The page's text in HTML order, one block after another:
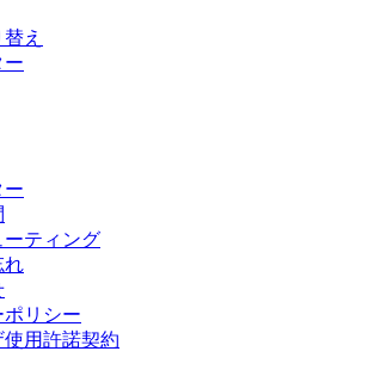
え
ー
ー
ーティング
れ
リシー
用許諾契約